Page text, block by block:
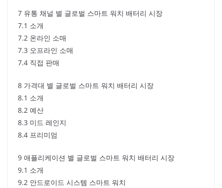
7 유통 채널 별 글로벌 스마트 워치 배터리 시장
7.1 소개
7.2 온라인 소매
7.3 오프라인 소매
7.4 직접 판매
8 가격대 별 글로벌 스마트 워치 배터리 시장
8.1 소개
8.2 예산
8.3 미드 레인지
8.4 프리미엄
9 애플리케이션 별 글로벌 스마트 워치 배터리 시장
9.1 소개
9.2 안드로이드 시스템 스마트 워치